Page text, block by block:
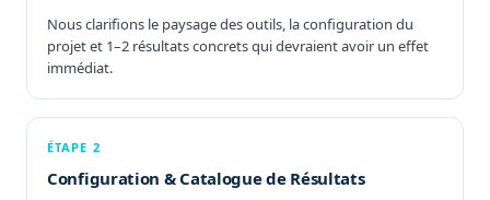
Nous clarifions le paysage des outils, la configuration du
projet et 1–2 résultats concrets qui devraient avoir un effet
immédiat.
ÉTAPE 2
Configuration & Catalogue de Résultats